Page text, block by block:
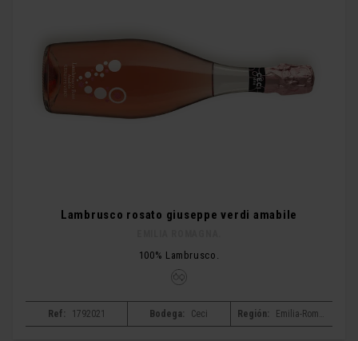
Lambrusco rosato giuseppe verdi amabile
100% Lambrusco.
Ref: 1792021 Bodega: Ceci Región: Emilia-Romagna